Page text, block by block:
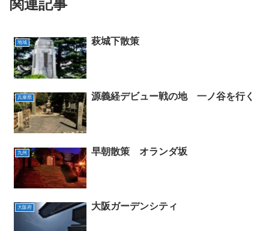
関連記事
地域 萩城下散策
兵庫県 源義経デビュー戦の地 一ノ谷を行く
九州 早朝散策 オランダ坂
大阪府 大阪ガーデンシティ